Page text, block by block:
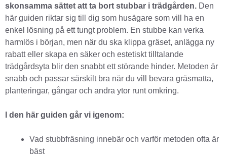
skonsamma sättet att ta bort stubbar i trädgården. Den
här guiden riktar sig till dig som husägare som vill ha en
enkel lösning på ett tungt problem. En stubbe kan verka
harmlös i början, men när du ska klippa gräset, anlägga ny
rabatt eller skapa en säker och estetiskt tilltalande
trädgårdsyta blir den snabbt ett störande hinder. Metoden är
snabb och passar särskilt bra när du vill bevara gräsmatta,
planteringar, gångar och andra ytor runt omkring.
I den här guiden går vi igenom:
Vad stubbfräsning innebär och varför metoden ofta är
bäst